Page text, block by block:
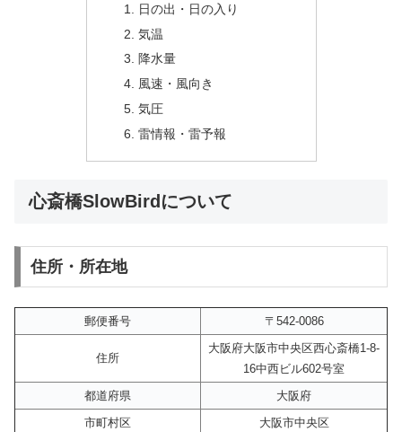
日の出・日の入り
気温
降水量
風速・風向き
気圧
雷情報・雷予報
心斎橋SlowBirdについて
住所・所在地
郵便番号 〒542-0086
住所
大阪府大阪市中央区西心斎橋1-8-
16中西ビル602号室
都道府県
大阪府
市町村区
大阪市中央区